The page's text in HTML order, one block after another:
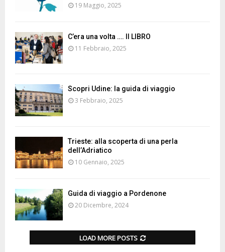
19 Maggio, 2025
C’era una volta …. Il LIBRO
11 Febbraio, 2025
Scopri Udine: la guida di viaggio
3 Febbraio, 2025
Trieste: alla scoperta di una perla
dell’Adriatico
10 Gennaio, 2025
Guida di viaggio a Pordenone
20 Dicembre, 2024
LOAD MORE POSTS